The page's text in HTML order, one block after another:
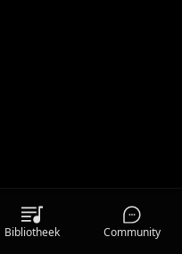
Bibliotheek Community